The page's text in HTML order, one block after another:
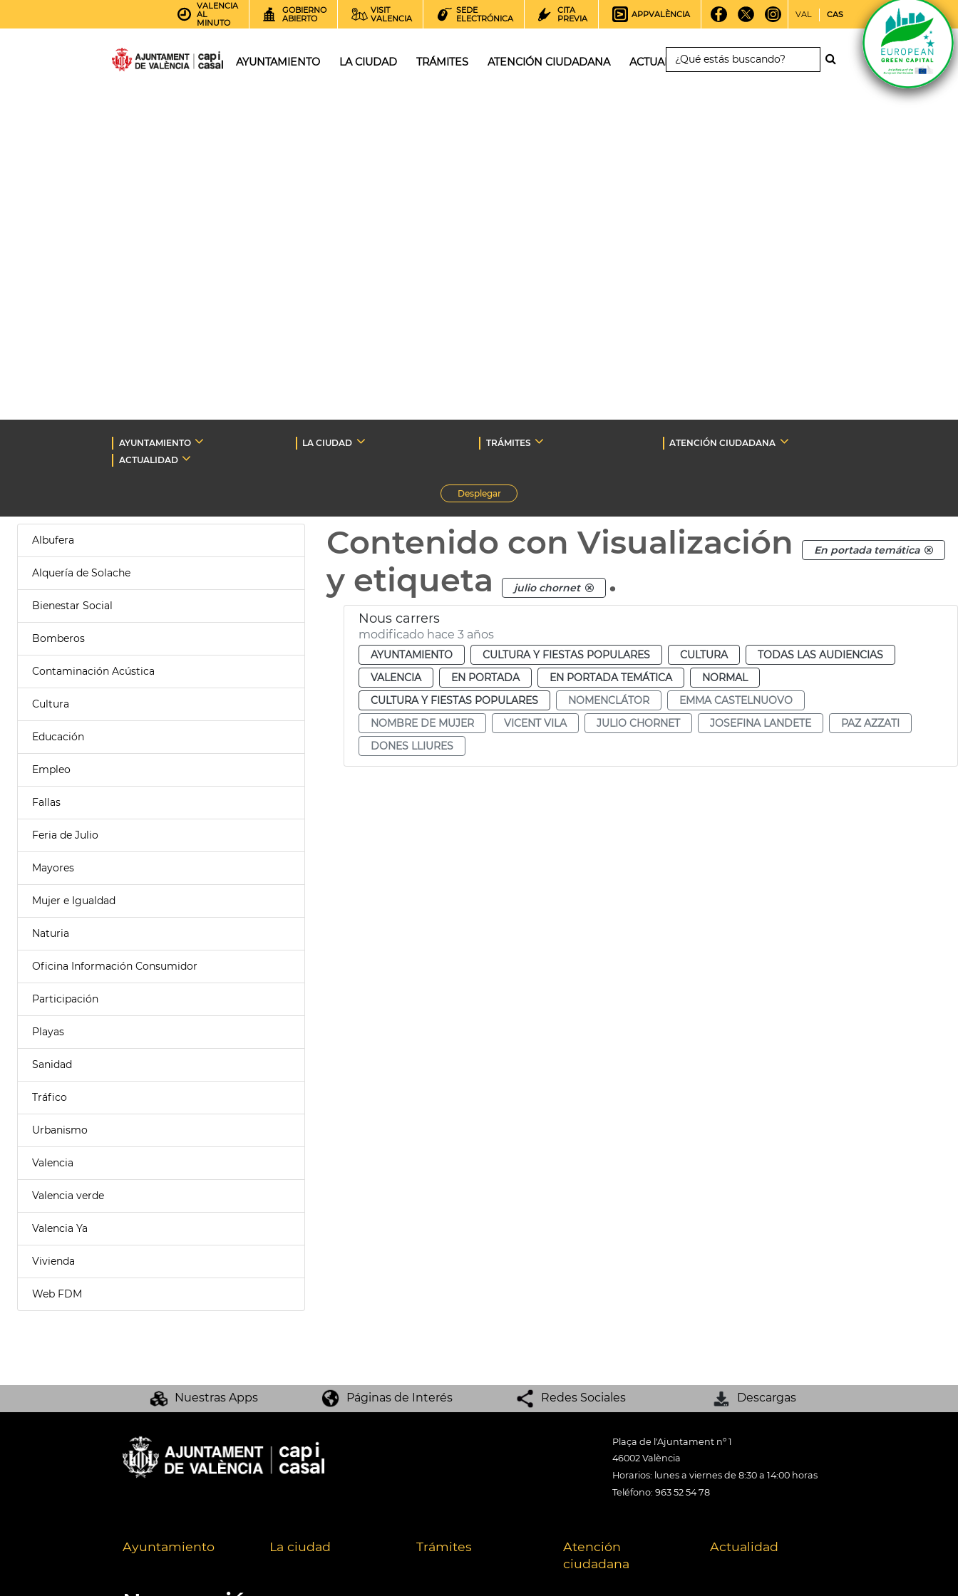
VALENCIA
AL
MINUTO
GOBIERNO
ABIERTO
VISIT
VALENCIA
SEDE
ELECTRÓNICA
CITA
PREVIA
APPVALÈNCIA VAL CAS
AYUNTAMIENTO LA CIUDAD TRÁMITES ATENCIÓN CIUDADANA ACTUALIDAD
AYUNTAMIENTO LA CIUDAD TRÁMITES
ATENCIÓN CIUDADANA
ACTUALIDAD
Desplegar
Albufera
Alquería de Solache
Bienestar Social
Bomberos
Contaminación Acústica
Cultura
Educación
Empleo
Fallas
Feria de Julio
Mayores
Mujer e Igualdad
Naturia
Oficina Información Consumidor
Participación
Playas
Sanidad
Tráfico
Urbanismo
Valencia
Valencia verde
Valencia Ya
Vivienda
Web FDM
Contenido con Visualización En portada temática
y etiqueta julio chornet .
Nous carrers
modificado hace 3 años
AYUNTAMIENTO CULTURA Y FIESTAS POPULARES CULTURA
TODAS LAS AUDIENCIAS
VALENCIA
EN PORTADA EN PORTADA TEMÁTICA
NORMAL
CULTURA Y FIESTAS POPULARES
NOMENCLÁTOR
EMMA CASTELNUOVO
NOMBRE DE MUJER
VICENT VILA JULIO CHORNET JOSEFINA LANDETE
PAZ AZZATI
DONES LLIURES
Nuestras Apps Páginas de Interés Redes Sociales Descargas
Plaça de l'Ajuntament nº 1
46002 València
Horarios: lunes a viernes de 8:30 a 14:00 horas
Teléfono: 963 52 54 78
Ayuntamiento La ciudad Trámites
Atención
ciudadana
Actualidad